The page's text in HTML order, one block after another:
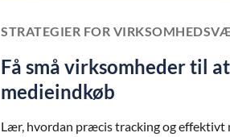
STRATEGIER FOR
Få små virksomheder til
medieindkøb
Lær, hvordan præcis tracking og effektivt